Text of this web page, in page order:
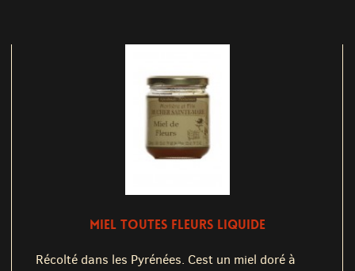
MIEL TOUTES FLEURS LIQUIDE
Récolté dans les Pyrénées. Cest un miel doré à